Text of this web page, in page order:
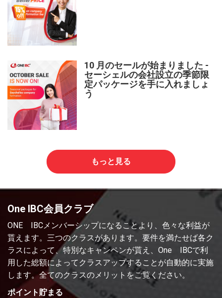
10 月のセールが始まりました -
セーシェルの会社設立の季節限
定パッケージを手に入れましょ
う
もっと見る
One IBC会員クラブ
ONE IBCメンバーシップになることより、色々な利益が
貰えます。三つのクラスがあります。要件を満たせば各ク
ラスによって、特別なキャンペンが貰え、One IBCで利
用した総額によってクラスアップすることが自動的に実施
します。全てのクラスのメリットをご覧ください。
ポイント貯まる